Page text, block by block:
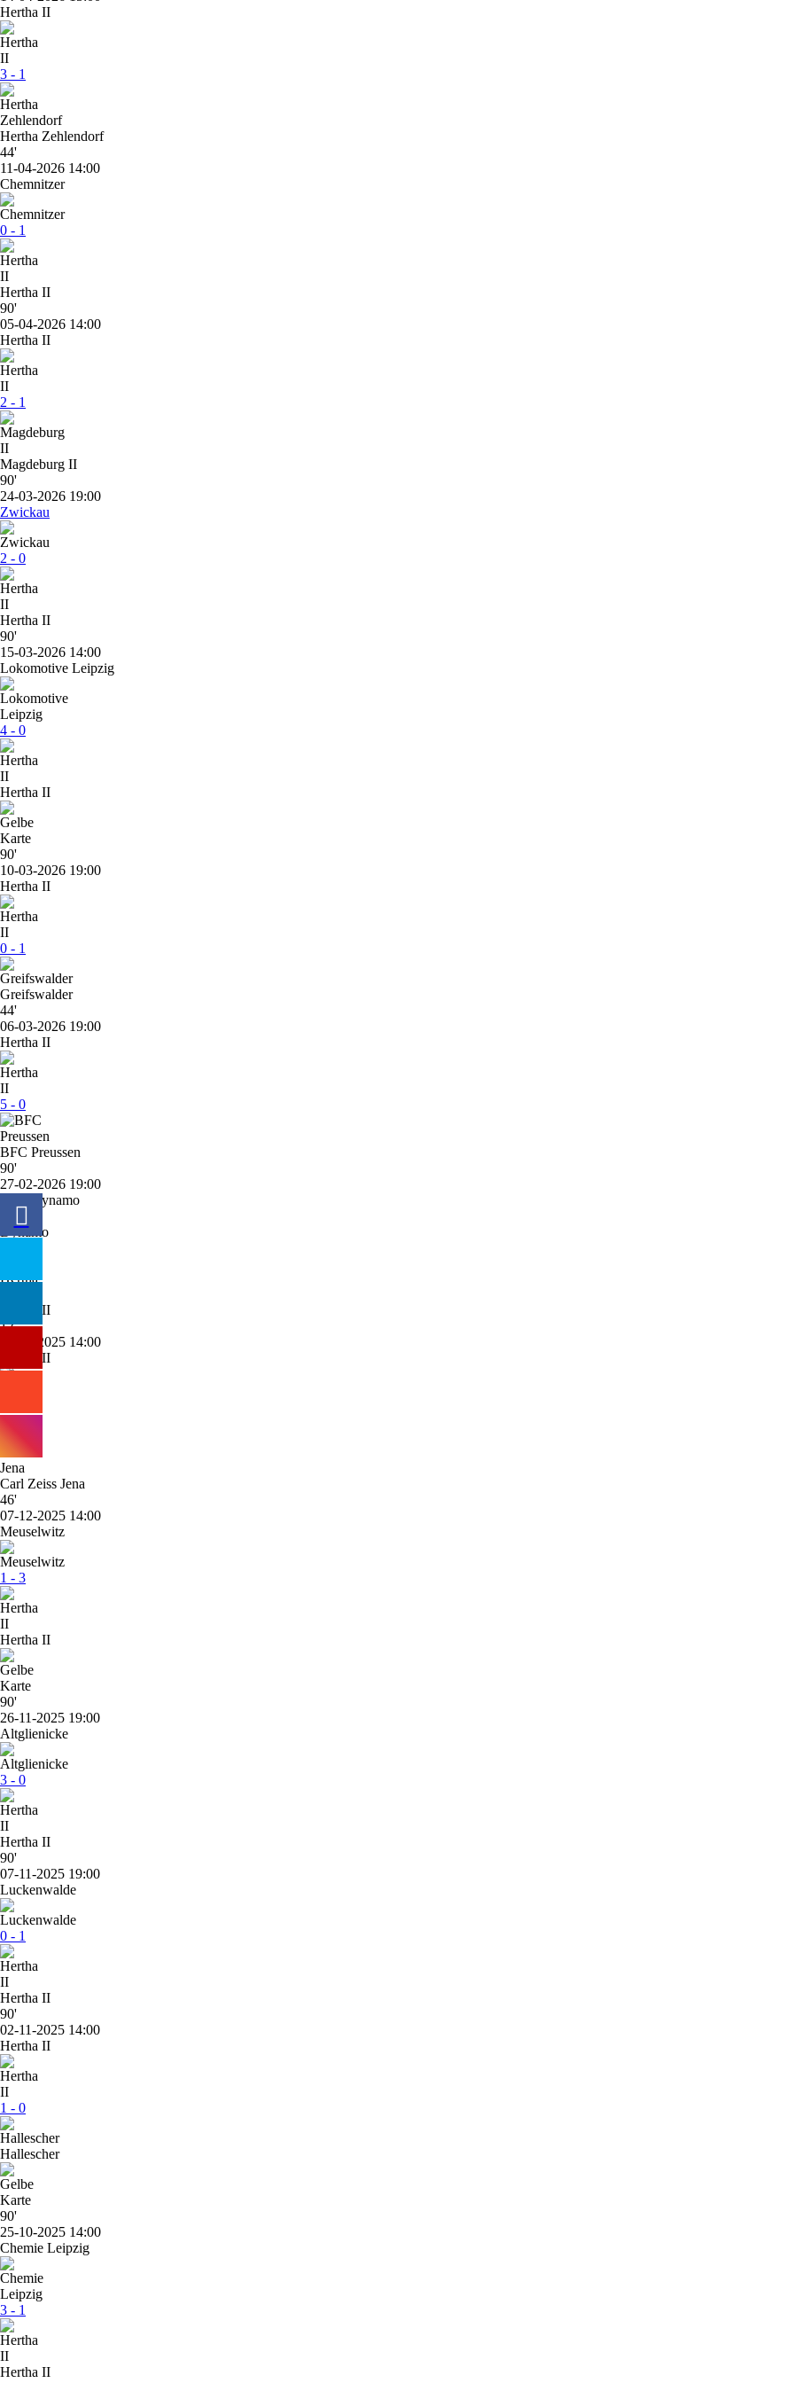
Hertha II
3 - 1
Hertha Zehlendorf
44'
11-04-2026 14:00
Chemnitzer
0 - 1
Hertha II
90'
05-04-2026 14:00
Hertha II
2 - 1
Magdeburg II
90'
24-03-2026 19:00
Zwickau
2 - 0
Hertha II
90'
15-03-2026 14:00
Lokomotive Leipzig
4 - 0
Hertha II
90'
10-03-2026 19:00
Hertha II
0 - 1
Greifswalder
44'
06-03-2026 19:00
Hertha II
5 - 0
BFC Preussen
90'
27-02-2026 19:00
BFC Dynamo
Hertha II
12'
14-12-2025 14:00
Hertha II
2 - 3
Carl Zeiss Jena
46'
07-12-2025 14:00
Meuselwitz
1 - 3
Hertha II
90'
26-11-2025 19:00
Altglienicke
3 - 0
Hertha II
90'
07-11-2025 19:00
Luckenwalde
0 - 1
Hertha II
90'
02-11-2025 14:00
Hertha II
1 - 0
Hallescher
90'
25-10-2025 14:00
Chemie Leipzig
3 - 1
Hertha II